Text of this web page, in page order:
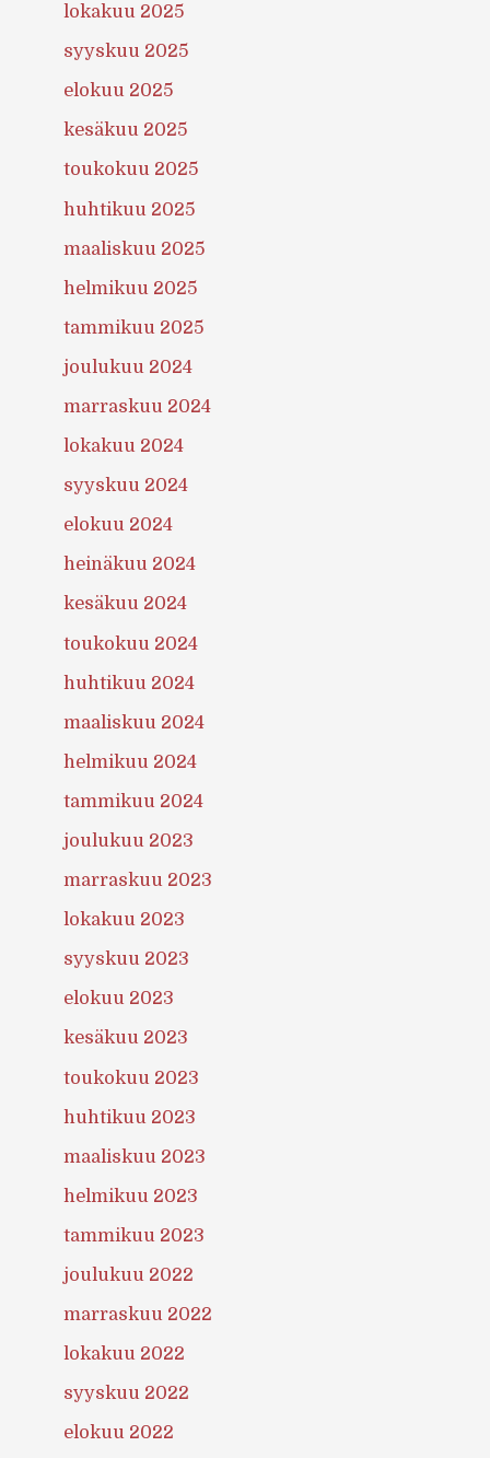
lokakuu 2025
syyskuu 2025
elokuu 2025
kesäkuu 2025
toukokuu 2025
huhtikuu 2025
maaliskuu 2025
helmikuu 2025
tammikuu 2025
joulukuu 2024
marraskuu 2024
lokakuu 2024
syyskuu 2024
elokuu 2024
heinäkuu 2024
kesäkuu 2024
toukokuu 2024
huhtikuu 2024
maaliskuu 2024
helmikuu 2024
tammikuu 2024
joulukuu 2023
marraskuu 2023
lokakuu 2023
syyskuu 2023
elokuu 2023
kesäkuu 2023
toukokuu 2023
huhtikuu 2023
maaliskuu 2023
helmikuu 2023
tammikuu 2023
joulukuu 2022
marraskuu 2022
lokakuu 2022
syyskuu 2022
elokuu 2022